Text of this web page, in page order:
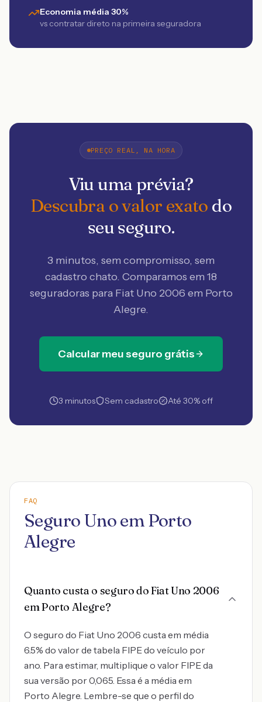
Economia média 30%
vs contratar direto na primeira seguradora
PREÇO REAL, NA HORA
Viu uma prévia?
Descubra o valor exato do
seu seguro.
3 minutos, sem compromisso, sem
cadastro chato. Comparamos em 18
seguradoras para Fiat Uno 2006 em Porto
Alegre.
Calcular meu seguro grátis
3 minutos Sem cadastro Até 30% off
FAQ
Seguro Uno em Porto
Alegre
Quanto custa o seguro do Fiat Uno 2006
em Porto Alegre?
O seguro do Fiat Uno 2006 custa em média
6.5% do valor de tabela FIPE do veículo por
ano. Para estimar, multiplique o valor FIPE da
sua versão por 0,065. Essa é a média em
Porto Alegre. Lembre-se que o perfil do